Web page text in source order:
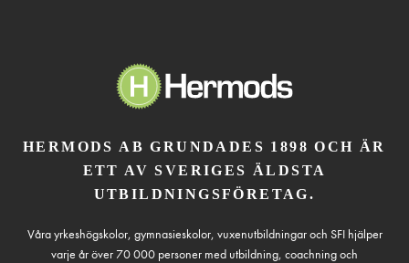
HERMODS AB GRUNDADES 1898 OCH ÄR
ETT AV SVERIGES ÄLDSTA
UTBILDNINGSFÖRETAG.
Våra yrkeshögskolor, gymnasieskolor, vuxenutbildningar och SFI hjälper
varje år över 70 000 personer med utbildning, coachning och